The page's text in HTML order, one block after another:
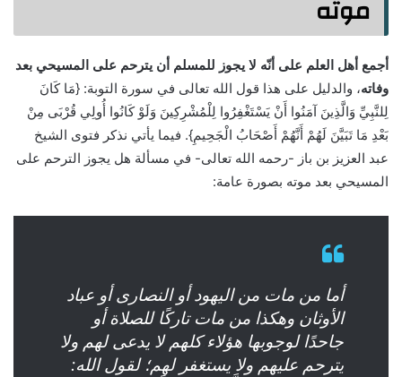
موته
أجمع أهل العلم على أنّه لا يجوز للمسلم أن يترحم على المسيحي بعد
وفاته، والدليل على هذا قول الله تعالى في سورة التوبة: {مَا كَانَ
لِلنَّبِيِّ وَالَّذِينَ آمَنُوا أَنْ يَسْتَغْفِرُوا لِلْمُشْرِكِينَ وَلَوْ كَانُوا أُولِي قُرْبَى مِنْ
بَعْدِ مَا تَبَيَّنَ لَهُمْ أَنَّهُمْ أَصْحَابُ الْجَحِيمِ}. فيما يأتي نذكر فتوى الشيخ
عبد العزيز بن باز -رحمه الله تعالى- في مسألة هل يجوز الترحم على
المسيحي بعد موته بصورة عامة:
أما من مات من اليهود أو النصارى أو عباد
الأوثان وهكذا من مات تاركًا للصلاة أو
جاحدًا لوجوبها هؤلاء كلهم لا يدعى لهم ولا
يترحم عليهم ولا يستغفر لهم؛ لقول الله: